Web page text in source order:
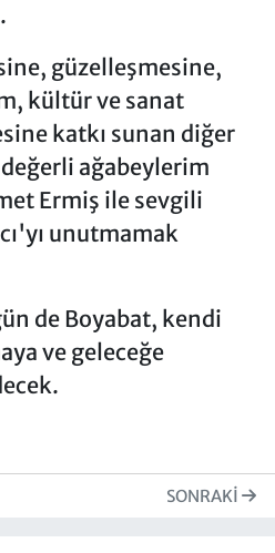
güzelleşmesine,
kültür ve sanat
katkı sunan diğer
ağabeylerim
Ermiş ile sevgili
unutmamak
de Boyabat, kendi
ve geleceğe
SONRAKI